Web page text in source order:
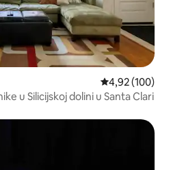
Prosječna
4,92 (100)
u Silicijskoj dolini u Santa Clari
oznakom „Odabrali gosti”